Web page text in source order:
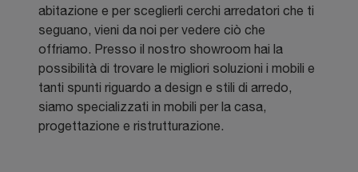
abitazione e per sceglierli cerchi arredatori che ti
seguano, vieni da noi per vedere ciò che
offriamo. Presso il nostro showroom hai la
possibilità di trovare le migliori soluzioni i mobili e
tanti spunti riguardo a design e stili di arredo,
siamo specializzati in mobili per la casa,
progettazione e ristrutturazione.